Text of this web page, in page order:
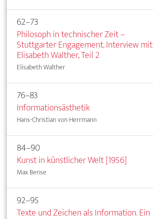
62–73
Philosoph in technischer Zeit –
Stuttgarter Engagement. Interview mit
Elisabeth Walther, Teil 2
Elisabeth Walther
76–83
Informationsästhetik
Hans-Christian von Herrmann
84–90
Kunst in künstlicher Welt [1956]
Max Bense
92–95
Texte und Zeichen als Information. Ein